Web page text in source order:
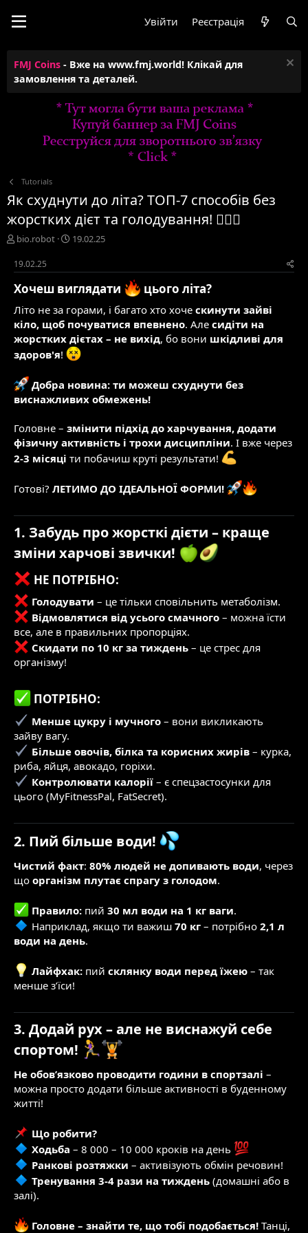
Увійти Реєстрація
FMJ Coins - Вже на www.fmj.world! Клікай для
замовлення та деталей.
Tutorials
Як схуднути до літа? ТОП-7 способів без
жорстких дієт та голодування! 🏋️‍♂️🔥
А
т
о
р
е
м
и
bio.robot
Д
а
с
в
о
р
е
н
я
19.02.25
19.02.25
Хочеш виглядати цього літа?
Літо не за горами, і багато хто хоче скинути зайві
кіло, щоб почуватися впевнено. Але сидіти на
жорстких дієтах – не вихід, бо вони шкідливі для
здоров'я!
Добра новина: ти можеш схуднути без
виснажливих обмежень!
Головне – змінити підхід до харчування, додати
фізичну активність і трохи дисципліни. І вже через
2-3 місяці ти побачиш круті результати!
Готові? ЛЕТИМО ДО ІДЕАЛЬНОЇ ФОРМИ!
1. Забудь про жорсткі дієти – краще
зміни харчові звички!
НЕ ПОТРІБНО:​
Голодувати – це тільки сповільнить метаболізм.
Відмовлятися від усього смачного – можна їсти
все, але в правильних пропорціях.
Скидати по 10 кг за тиждень – це стрес для
організму!
ПОТРІБНО:​
Менше цукру і мучного – вони викликають
зайву вагу.
Більше овочів, білка та корисних жирів – курка,
риба, яйця, авокадо, горіхи.
Контролювати калорії – є спецзастосунки для
цього (MyFitnessPal, FatSecret).
2. Пий більше води!
Чистий факт: 80% людей не допивають води, через
що організм плутає спрагу з голодом.
Правило: пий 30 мл води на 1 кг ваги.
Наприклад, якщо ти важиш 70 кг – потрібно 2,1 л
води на день.
Лайфхак: пий склянку води перед їжею – так
менше з’їси!
3. Додай рух – але не виснажуй себе
спортом!
Не обов’язково проводити години в спортзалі –
можна просто додати більше активності в буденному
житті!
Що робити?
Ходьба – 8 000 – 10 000 кроків на день
Ранкові розтяжки – активізують обмін речовин!
Тренування 3-4 рази на тиждень (домашні або в
залі).
Головне – знайти те, що тобі подобається! Танці,